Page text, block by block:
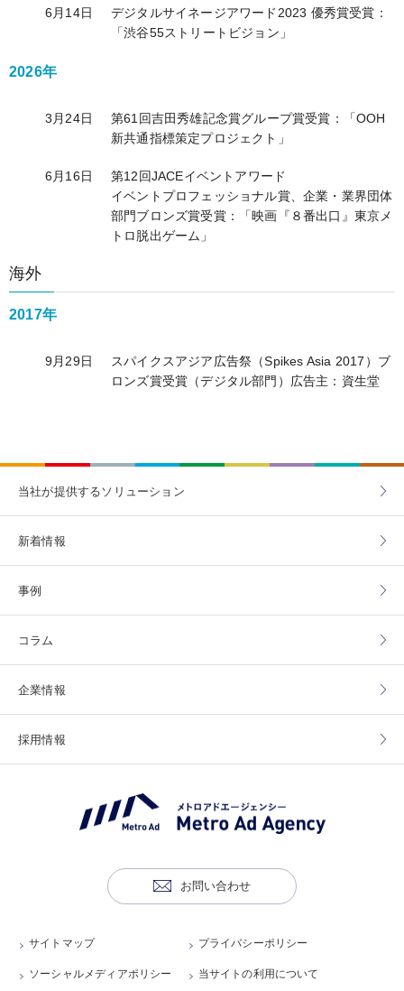
6月14日
デジタルサイネージアワード2023 優秀賞受賞：
「渋谷55ストリートビジョン」
2026年
3月24日
第61回吉田秀雄記念賞グループ賞受賞：「OOH
新共通指標策定プロジェクト」
6月16日
第12回JACEイベントアワード
イベントプロフェッショナル賞、企業・業界団体
部門ブロンズ賞受賞：「映画『８番出口』東京メ
トロ脱出ゲーム」
海外
2017年
9月29日
スパイクスアジア広告祭（Spikes Asia 2017）ブ
ロンズ賞受賞（デジタル部門）広告主：資生堂
当社が提供する ソリューション
新着情報
事例
コラム
企業情報
採用情報
お問い合わせ
サイトマップ プライバシーポリシー
ソーシャルメディアポリシー 当サイトの利用について